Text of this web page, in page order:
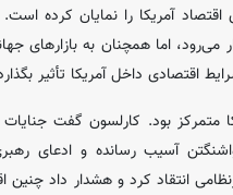
آمریکا را نمایان کرده
می‌رود، اما همچنان به بازارهای
اقتصادی داخل آمریکا تأثیر
بود. کارلسون گفت جنایات
آسیب رسانده و ادعای
انتقاد کرد و هشدار داد چنین